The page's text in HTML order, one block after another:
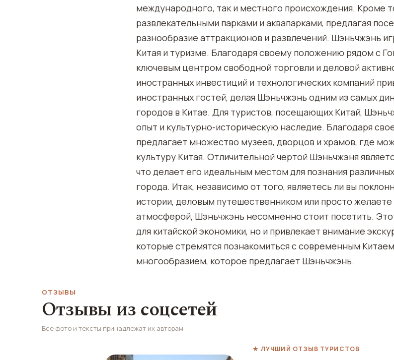
международного, так и местного происхождения. Кроме
развлекательными парками и аквапарками, предлагая
разнообразие аттракционов и развлечений. Шэньчжэнь
Китая и туризме. Благодаря своему положению рядом с
ключевым центром свободной торговли и деловой
иностранных инвестиций и технологических компаний
иностранных гостей, делая Шэньчжэнь одним из самых
городов в Китае. Для туристов, посещающих Китай,
опыт и культурно-историческую наследие. Благодаря
предлагает множество музеев, дворцов и храмов, где
культуру Китая. Отличительной чертой Шэньчжэня
что делает его идеальным местом для познания
города. Итак, независимо от того, являетесь ли вы
истории, деловым путешественником или просто желаете
атмосферой, Шэньчжэнь несомненно стоит посетить.
для китайской экономики, но и привлекает внимание
которые стремятся познакомиться с современным
многообразием, которое предлагает Шэньчжэнь.
ОТЗЫВЫ
Отзывы из соцсетей
Все фото и тексты принадлежат их авторам
★ ЛУЧШИЙ ОТЗЫВ ТУРИСТОВ